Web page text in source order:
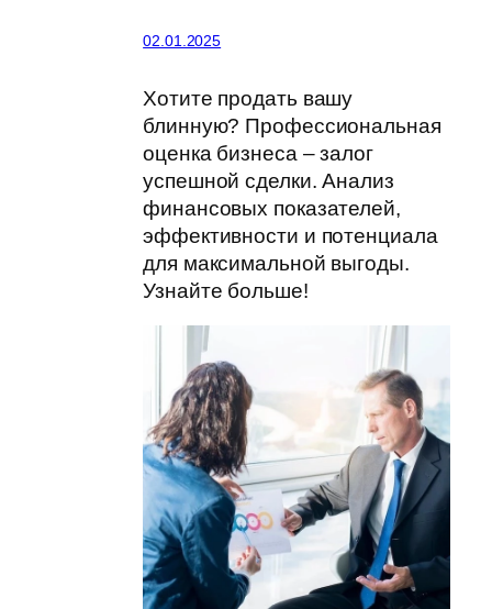
02.01.2025
Хотите продать вашу
блинную? Профессиональная
оценка бизнеса – залог
успешной сделки. Анализ
финансовых показателей,
эффективности и потенциала
для максимальной выгоды.
Узнайте больше!